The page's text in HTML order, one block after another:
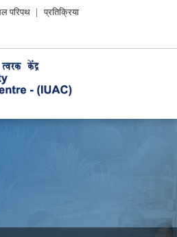
परिपथ
प्रतिक्रिया